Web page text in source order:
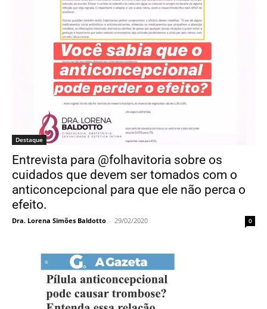
Entrevista para @folhavitoria sobre os
cuidados que devem ser tomados com o
anticoncepcional para que ele não perca o
Dra. Lorena Simões Baldotto - 29/02/2020